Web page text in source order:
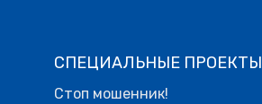
СПЕЦИАЛЬНЫЕ ПРОЕКТЫ
Стоп мошенник!